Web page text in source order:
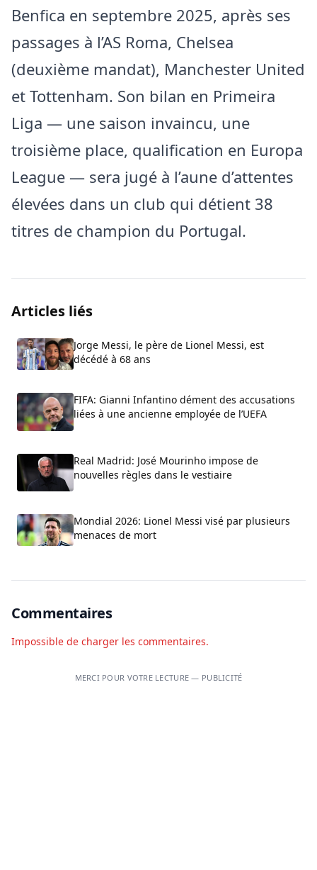
Benfica en septembre 2025, après ses
passages à l’AS Roma, Chelsea
(deuxième mandat), Manchester United
et Tottenham. Son bilan en Primeira
Liga — une saison invaincu, une
troisième place, qualification en Europa
League — sera jugé à l’aune d’attentes
élevées dans un club qui détient 38
titres de champion du Portugal.
Articles liés
Jorge Messi, le père de Lionel Messi, est
décédé à 68 ans
FIFA: Gianni Infantino dément des accusations
liées à une ancienne employée de l’UEFA
Real Madrid: José Mourinho impose de
nouvelles règles dans le vestiaire
Mondial 2026: Lionel Messi visé par plusieurs
menaces de mort
Commentaires
Impossible de charger les commentaires.
MERCI POUR VOTRE LECTURE — PUBLICITÉ